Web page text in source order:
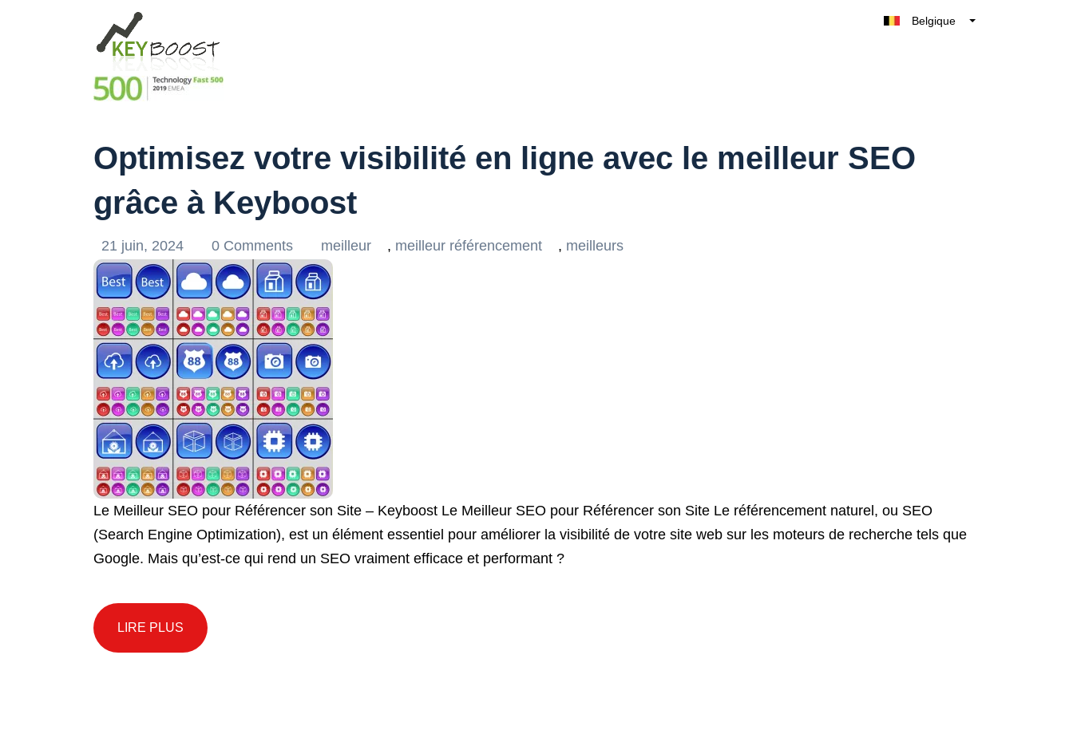
Belgique
Optimisez votre visibilité en ligne avec le meilleur SEO
grâce à Keyboost
21 juin, 2024 0 Comments meilleur , meilleur référencement , meilleurs
Le Meilleur SEO pour Référencer son Site – Keyboost Le Meilleur SEO pour Référencer son Site Le référencement naturel, ou SEO
(Search Engine Optimization), est un élément essentiel pour améliorer la visibilité de votre site web sur les moteurs de recherche tels que
Google. Mais qu’est-ce qui rend un SEO vraiment efficace et performant ?
LIRE PLUS